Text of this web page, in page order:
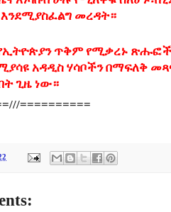
መረዳት።
ጥቅም የሚቃረኑ
አዳዲስ ሃሳቦችን በማፍለቅ
ጊዜ ነው።
==========